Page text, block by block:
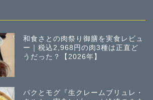
和食さとの肉祭り御膳を実食レビュ
ー｜税込2,968円の肉3種は正直ど
うだった？【2026年】
パクとモグ『生クレームブリュレ・